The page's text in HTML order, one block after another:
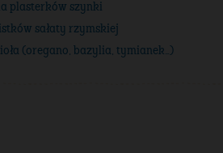
plasterków szynki
sałaty rzymskiej
(oregano, bazylia, tymianek…)